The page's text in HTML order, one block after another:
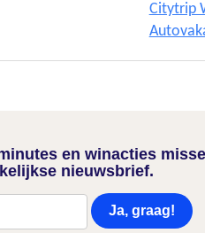
Citytrip
en winacties
nieuwsbrief.
Ja, graag!